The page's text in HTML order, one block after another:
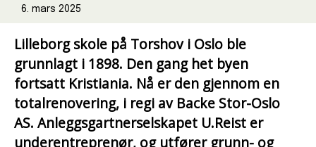
6. mars 2025
Lilleborg skole på Torshov i Oslo ble
grunnlagt i 1898. Den gang het byen
fortsatt Kristiania. Nå er den gjennom en
totalrenovering, i regi av Backe Stor-Oslo
AS. Anleggsgartnerselskapet U.Reist er
underentreprenør, og utfører grunn- og